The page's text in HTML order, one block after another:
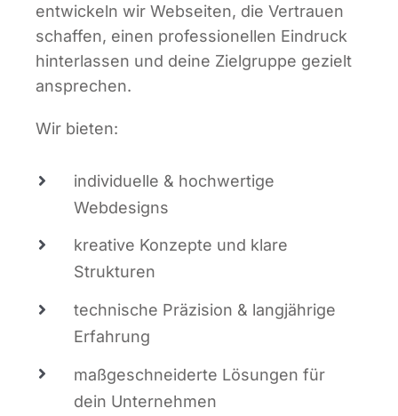
ent­wi­ckeln wir Web­sei­ten, die Ver­trau­en
schaf­fen, einen pro­fes­sio­nel­len Ein­druck
hin­ter­las­sen und dei­ne Ziel­grup­pe gezielt
ansprechen.
Wir bie­ten:
indi­vi­du­el­le & hoch­wer­ti­ge
Webdesigns
krea­ti­ve Kon­zep­te und kla­re
Strukturen
tech­ni­sche Prä­zi­si­on & lang­jäh­ri­ge
Erfahrung
maß­ge­schnei­der­te Lösun­gen für
dein Unternehmen